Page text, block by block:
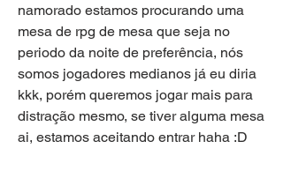
namorado estamos procurando uma
mesa de rpg de mesa que seja no
periodo da noite de preferência, nós
somos jogadores medianos já eu diria
kkk, porém queremos jogar mais para
distração mesmo, se tiver alguma mesa
ai, estamos aceitando entrar haha :D